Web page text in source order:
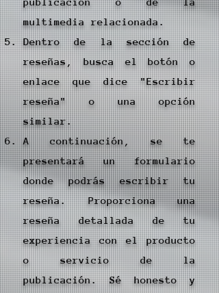
multimedia relacionada.
Dentro de la sección de
reseñas, busca el botón o
enlace que dice "Escribir
reseña" o una opción
similar.
A continuación, se te
presentará un formulario
donde podrás escribir tu
reseña. Proporciona una
reseña detallada de tu
experiencia con el producto
o servicio de la
publicación. Sé honesto y